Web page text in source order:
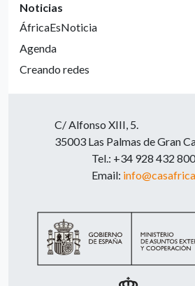
Noticias
ÁfricaEsNoticia
Agenda
Creando redes
C/ Alfonso XIII, 5.
35003 Las Palmas de Gran
Tel.: +34 928 432 800
Email: